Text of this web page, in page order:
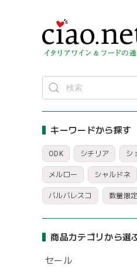
キーワードから探す
ODK シチリア シ
メルロー シャルドネ
バルバレスコ 数量限定
商品カテゴリから選
セール